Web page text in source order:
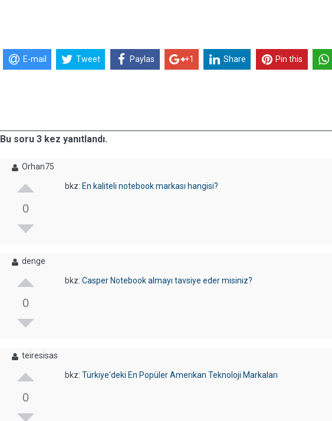
E-mail Tweet Paylas +1 Share Pin this
Bu soru 3 kez yanıtlandı.
Orhan75
0
bkz: En kaliteli notebook markası hangisi?
denge
0
bkz:Casper Notebook almayı tavsiye eder misiniz?
teiresisas
0
bkz:Türkiye'deki En Popüler Amerikan Teknoloji Markaları